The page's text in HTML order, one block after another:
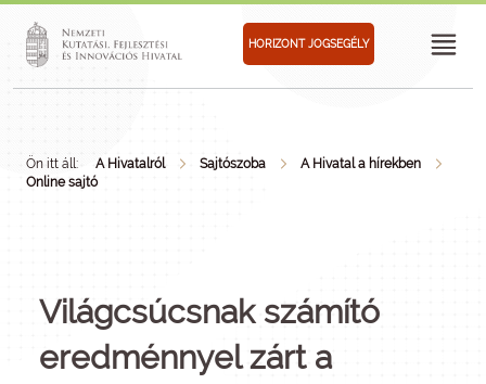
HORIZONT JOGSEGÉLY
Ön itt áll: A Hivatalról Sajtószoba
A Hivatal a hírekben
Online sajtó
Világcsúcsnak számító
eredménnyel zárt a